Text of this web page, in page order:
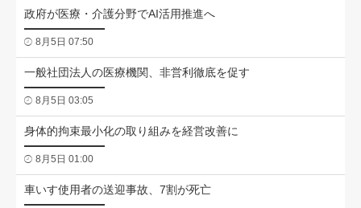
政府が医療・介護分野でAI活用推進へ
8月5日 07:50
一般社団法人の医療機関、非営利徹底を促す
8月5日 03:05
身体的拘束最小化の取り組みを経営改善に
8月5日 01:00
車いす使用者の送迎事故、7割が死亡